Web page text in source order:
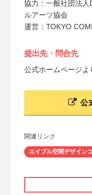
協力：一般社団法人
ルアーツ協会
運営：TOKYO
提出先・問合先
公式ホームページよ
公
関連リンク
エイブル空間デザイン